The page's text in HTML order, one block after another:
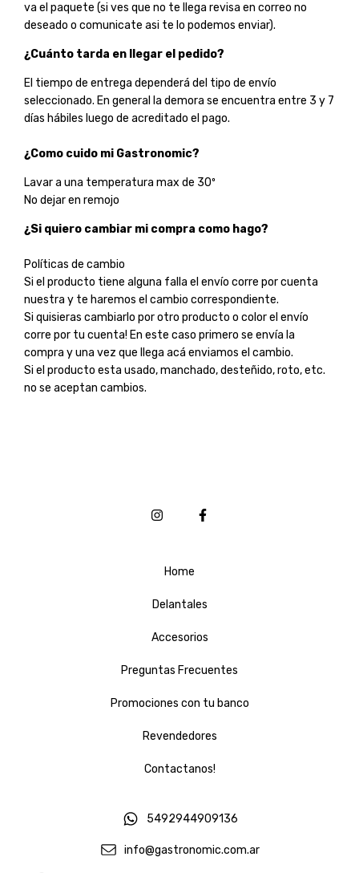
va el paquete (si ves que no te llega revisa en correo no
deseado o comunicate asi te lo podemos enviar).
¿Cuánto tarda en llegar el pedido?
El tiempo de entrega dependerá del tipo de envío
seleccionado. En general la demora se encuentra entre 3 y 7
días hábiles luego de acreditado el pago.
¿Como cuido mi Gastronomic?
Lavar a una temperatura max de 30º
No dejar en remojo
¿Si quiero cambiar mi compra como hago?
Políticas de cambio
Si el producto tiene alguna falla el envío corre por cuenta
nuestra y te haremos el cambio correspondiente.
Si quisieras cambiarlo por otro producto o color el envío
corre por tu cuenta! En este caso primero se envía la
compra y una vez que llega acá enviamos el cambio.
Si el producto esta usado, manchado, desteñido, roto, etc.
no se aceptan cambios.
Home
Delantales
Accesorios
Preguntas Frecuentes
Promociones con tu banco
Revendedores
Contactanos!
5492944909136
info@gastronomic.com.ar